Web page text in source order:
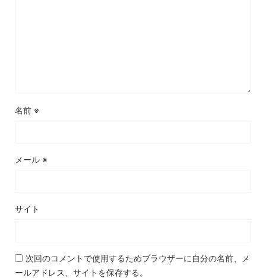
名前 ※
メール ※
サイト
次回のコメントで使用するためブラウザーに自分の名前、メ
ールアドレス、サイトを保存する。